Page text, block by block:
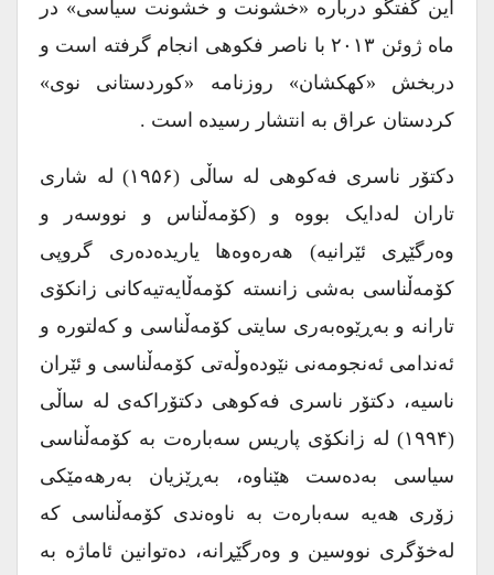
این گفتگو درباره «خشونت و خشونت سیاسی» در
ماه ژوئن ۲۰۱۳ با ناصر فکوهی انجام گرفته است و
دربخش «کهکشان» روزنامه «کوردستانی نوی»
کردستان عراق به انتشار رسیده است .
دکتۆر ناسری فەکوهی لە ساڵی (۱۹۵۶) لە شاری
تاران لەدایک بووە و (کۆمەڵناس و نووسەر و
وەرگێڕی ئێرانیە) هەرەوەها یاریدەدەری گروپی
کۆمەڵناسی بەشی زانستە کۆمەڵایەتیەکانی زانکۆی
تارانە و بەڕێوەبەری سایتی کۆمەڵناسی و کەلتورە و
ئەندامی ئەنجومەنی نێودەوڵەتی کۆمەڵناسی و ئێران
ناسیە، دکتۆر ناسری فەکوهی دکتۆراکەی لە ساڵی
(۱۹۹۴) لە زانکۆی پاریس سەبارەت بە کۆمەڵناسی
سیاسی بەدەست هێناوە، بەڕێزیان بەرهەمێکی
زۆری هەیە سەبارەت بە ناوەندی کۆمەڵناسی کە
لەخۆگری نووسین و وەرگێڕانە، دەتوانین ئاماژە بە